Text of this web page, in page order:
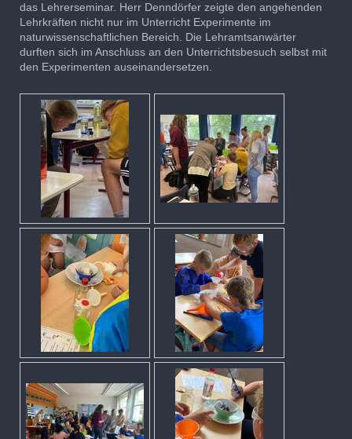
das Lehrerseminar. Herr Denndörfer zeigte den angehenden
Lehrkräften nicht nur im Unterricht Experimente im
naturwissenschaftlichen Bereich. Die Lehramtsanwärter
durften sich im Anschluss an den Unterrichtsbesuch selbst mit
den Experimenten auseinandersetzen.